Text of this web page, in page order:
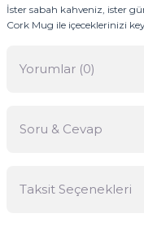
İster sabah kahveniz, ister
Cork Mug ile içeceklerinizi
Yorumlar (0)
Soru & Cevap
Taksit Seçenekleri